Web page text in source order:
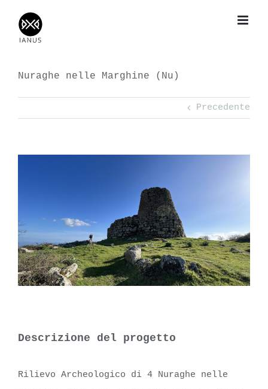
Nuraghe nelle Marghine (Nu)
Precedente
Descrizione del progetto
Rilievo Archeologico di 4 Nuraghe nelle